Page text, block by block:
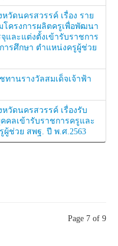
วัดนครสวรรค์ เรื่อง ราย
ครงการผลิตครูเพื่อพัฒนา
และแต่งตั้งเข้ารับราชการ
ารศึกษา ตำแหน่งครูผู้ช่วย
ทานรางวัลสมเด็จเจ้าฟ้า
วัดนครสวรรค์ เรื่องรับ
คลเข้ารับราชการครูและ
ช่วย สพฐ. ปี พ.ศ.2563
Page 7 of 9